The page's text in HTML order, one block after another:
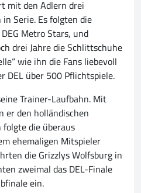
mit den Adlern drei
Serie. Es folgten die
Metro Stars, und
drei Jahre die Schlittschuhe
wie ihn die Fans liebevoll
DEL über 500 Pflichtspiele.
Trainer-Laufbahn. Mit
er den holländischen
die überaus
ehemaligen Mitspieler
die Grizzlys Wolfsburg in
zweimal das DEL-Finale
ein.